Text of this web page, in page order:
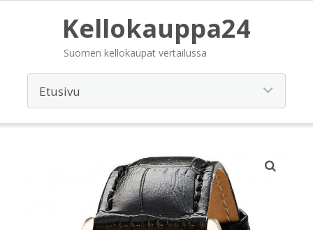
Kellokauppa24
Suomen kellokaupat vertailussa